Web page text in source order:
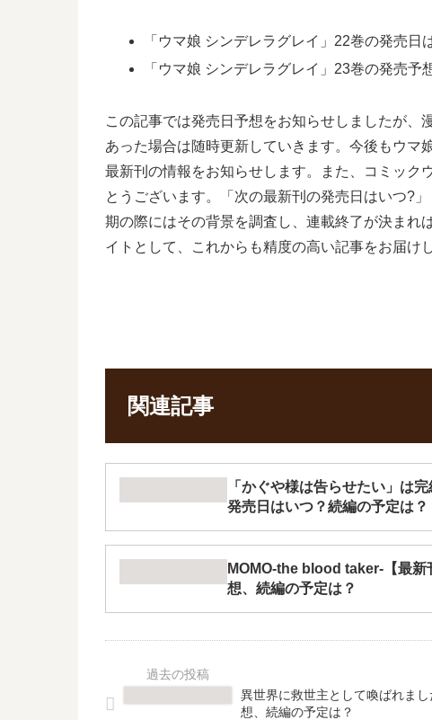
「ウマ娘 シンデレラグレイ」22巻の発売日
「ウマ娘 シンデレラグレイ」23巻の発売予
この記事では発売日予想をお知らせしましたが
あった場合は随時更新していきます。今後もウマ
最新刊の情報をお知らせします。また、コミック
とうございます。「次の最新刊の発売日はいつ?
期の際にはその背景を調査し、連載終了が決まれ
イトとして、これからも精度の高い記事をお届け
関連記事
「かぐや様は告らせたい」は
発売日はいつ？続編の予定は？
MOMO-the blood taker-【最新
想、続編の予定は？
異世界に救世主として喚ばれま
想、続編の予定は？